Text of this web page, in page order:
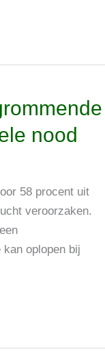
nood
58 procent uit
veroorzaken.
oplopen bij